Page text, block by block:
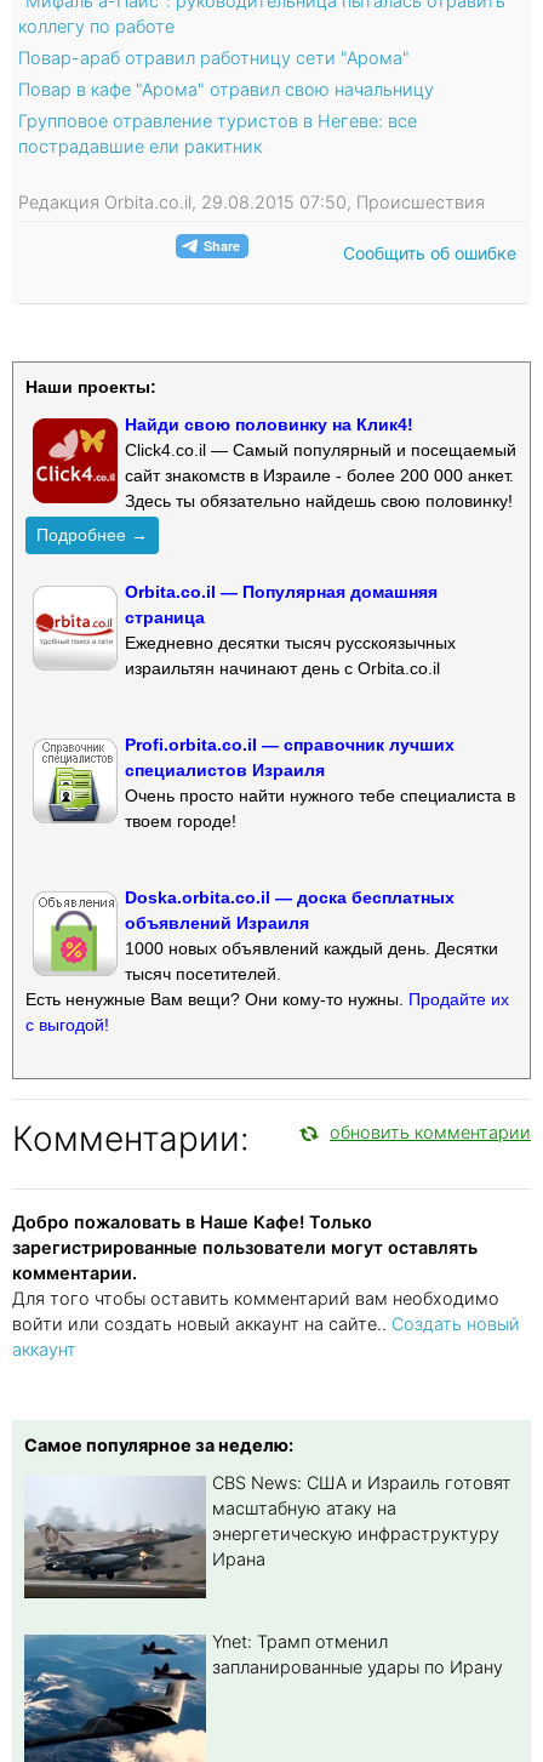
коллегу по работе
Повар-араб отравил работницу сети "Арома"
Повар в кафе "Арома" отравил свою начальницу
Групповое отравление туристов в Негеве: все
пострадавшие ели ракитник
Редакция Orbita.co.il, 29.08.2015 07:50, Происшествия
Сообщить об ошибке
Наши проекты:
Найди свою половинку на Клик4!
Click4.co.il — Самый популярный и посещаемый
сайт знакомств в Израиле - более 200 000 анкет.
Здесь ты обязательно найдешь свою половинку!
Подробнее →
Orbita.co.il — Популярная домашняя
страница
Ежедневно десятки тысяч русскоязычных
израильтян начинают день с Orbita.co.il
Profi.orbita.co.il — справочник лучших
специалистов Израиля
Очень просто найти нужного тебе специалиста в
твоем городе!
Doska.orbita.co.il — доска бесплатных
объявлений Израиля
1000 новых объявлений каждый день. Десятки
тысяч посетителей.
Есть ненужные Вам вещи? Они кому-то нужны. Продайте их
с выгодой!
Комментарии: обновить комментарии
Добро пожаловать в Наше Кафе! Только
зарегистрированные пользователи могут оставлять
комментарии.
Для того чтобы оставить комментарий вам необходимо
войти или создать новый аккаунт на сайте.. Создать новый
аккаунт
Самое популярное за неделю:
CBS News: США и Израиль готовят
масштабную атаку на
энергетическую инфраструктуру
Ирана
Ynet: Трамп отменил
запланированные удары по Ирану